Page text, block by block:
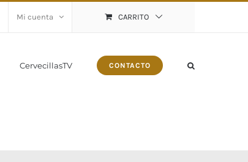
Mi cuenta CARRITO
CervecillasTV CONTACTO